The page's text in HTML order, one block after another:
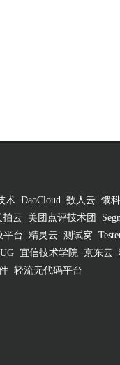
术 DaoCloud 数人云 饿
拍云 美团点评技术团
平台 精灵云 测试窝
宜信技术学院 京东云
轻流无代码平台